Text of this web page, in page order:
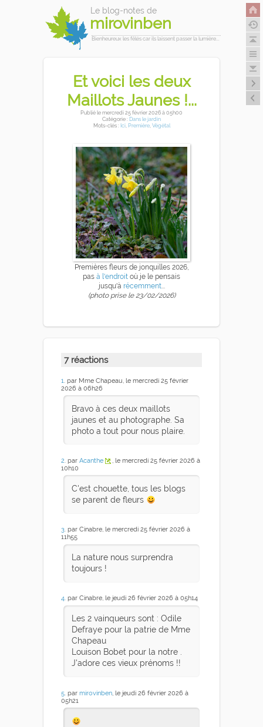
Le blog-notes de
mirovinben
Bienheureux les fêlés car ils laissent passer la lumière...
Et voici les deux
Maillots Jaunes !...
Publiéle mercredi 25 février 2026à 05h00
Catégorie : Dans le jardin
Mots-clés : Ici, Première, Végétal
Premières fleurs de jonquilles 2026,
pas à l'endroit où je le pensais
jusqu'à récemment...
(photo prise le 23/02/2026)
7 réactions
1. par Mme Chapeau, le mercredi 25 février
2026 à 06h26
Bravo à ces deux maillots
jaunes et au photographe. Sa
photo a tout pour nous plaire.
2. par Acanthe
, le mercredi 25 février 2026 à
10h10
C'est chouette, tous les blogs
se parent de fleurs
3. par Cinabre, le mercredi 25 février 2026 à
11h55
La nature nous surprendra
toujours !
4. par Cinabre, le jeudi 26 février 2026 à 05h14
Les 2 vainqueurs sont : Odile
Defraye pour la patrie de Mme
Chapeau
Louison Bobet pour la notre .
J'adore ces vieux prénoms !!
5 . par mirovinben , le jeudi 26 février 2026 à
05h21